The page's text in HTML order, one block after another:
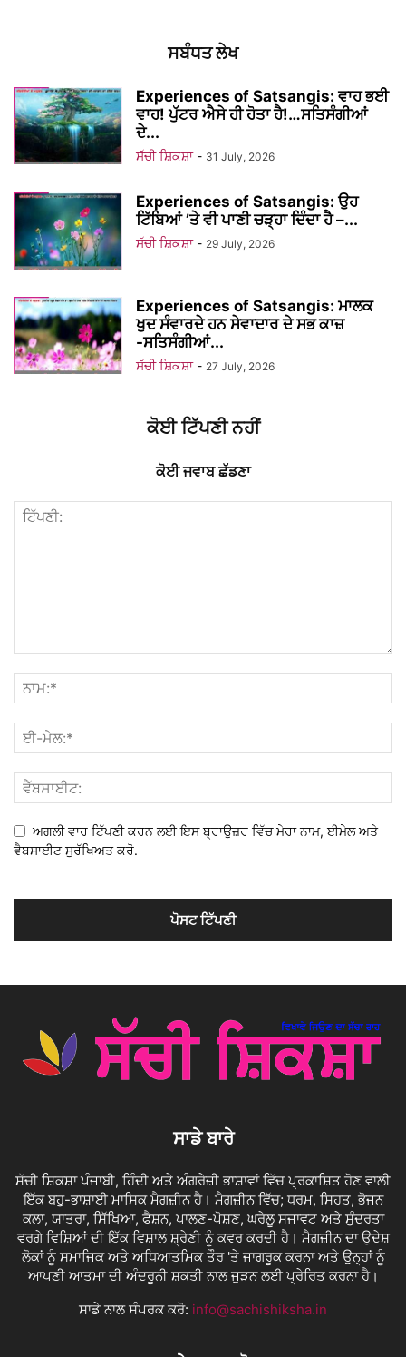
ਸਬੰਧਤ ਲੇਖ
Experiences of Satsangis: ਵਾਹ ਭਈ
ਵਾਹ! ਪੁੱਟਰ ਐਸੇ ਹੀ ਹੋਤਾ ਹੈ!…ਸਤਿਸੰਗੀਆਂ
ਦੇ...
ਸੱਚੀ ਸ਼ਿਕਸ਼ਾ - 31 July, 2026
Experiences of Satsangis: ਉਹ
ਟਿੱਬਿਆਂ ’ਤੇ ਵੀ ਪਾਣੀ ਚੜ੍ਹਾ ਦਿੰਦਾ ਹੈ –...
ਸੱਚੀ ਸ਼ਿਕਸ਼ਾ - 29 July, 2026
Experiences of Satsangis: ਮਾਲਕ
ਖੁਦ ਸੰਵਾਰਦੇ ਹਨ ਸੇਵਾਦਾਰ ਦੇ ਸਭ ਕਾਜ਼
-ਸਤਿਸੰਗੀਆਂ...
ਸੱਚੀ ਸ਼ਿਕਸ਼ਾ - 27 July, 2026
ਕੋਈ ਟਿੱਪਣੀ ਨਹੀਂ
ਕੋਈ ਜਵਾਬ ਛੱਡਣਾ
ਅਗਲੀ ਵਾਰ ਟਿੱਪਣੀ ਕਰਨ ਲਈ ਇਸ ਬ੍ਰਾਉਜ਼ਰ ਵਿੱਚ ਮੇਰਾ ਨਾਮ, ਈਮੇਲ ਅਤੇ
ਵੈਬਸਾਈਟ ਸੁਰੱਖਿਅਤ ਕਰੋ.
ਸਾਡੇ ਬਾਰੇ
ਸੱਚੀ ਸ਼ਿਕਸ਼ਾ ਪੰਜਾਬੀ, ਹਿੰਦੀ ਅਤੇ ਅੰਗਰੇਜ਼ੀ ਭਾਸ਼ਾਵਾਂ ਵਿੱਚ ਪ੍ਰਕਾਸ਼ਿਤ ਹੋਣ ਵਾਲੀ
ਇੱਕ ਬਹੁ-ਭਾਸ਼ਾਈ ਮਾਸਿਕ ਮੈਗਜ਼ੀਨ ਹੈ। ਮੈਗਜ਼ੀਨ ਵਿੱਚ; ਧਰਮ, ਸਿਹਤ, ਭੋਜਨ
ਕਲਾ, ਯਾਤਰਾ, ਸਿੱਖਿਆ, ਫੈਸ਼ਨ, ਪਾਲਣ-ਪੋਸ਼ਣ, ਘਰੇਲੂ ਸਜਾਵਟ ਅਤੇ ਸੁੰਦਰਤਾ
ਵਰਗੇ ਵਿਸ਼ਿਆਂ ਦੀ ਇੱਕ ਵਿਸ਼ਾਲ ਸ਼੍ਰੇਣੀ ਨੂੰ ਕਵਰ ਕਰਦੀ ਹੈ। ਮੈਗਜ਼ੀਨ ਦਾ ਉਦੇਸ਼
ਲੋਕਾਂ ਨੂੰ ਸਮਾਜਿਕ ਅਤੇ ਅਧਿਆਤਮਿਕ ਤੌਰ 'ਤੇ ਜਾਗਰੂਕ ਕਰਨਾ ਅਤੇ ਉਨ੍ਹਾਂ ਨੂੰ
ਆਪਣੀ ਆਤਮਾ ਦੀ ਅੰਦਰੂਨੀ ਸ਼ਕਤੀ ਨਾਲ ਜੁੜਨ ਲਈ ਪ੍ਰੇਰਿਤ ਕਰਨਾ ਹੈ।
ਸਾਡੇ ਨਾਲ ਸੰਪਰਕ ਕਰੋ: info@sachishiksha.in